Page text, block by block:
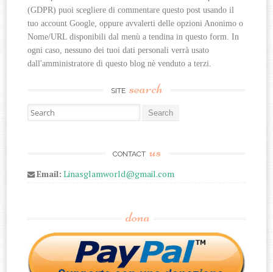
(GDPR) puoi scegliere di commentare questo post usando il
tuo account Google, oppure avvalerti delle opzioni Anonimo o
Nome/URL disponibili dal menù a tendina in questo form. In
ogni caso, nessuno dei tuoi dati personali verrà usato
dall'amministratore di questo blog nè venduto a terzi.
SITE search
Search for:
CONTACT us
Email: Linasglamworld@gmail.com
dona